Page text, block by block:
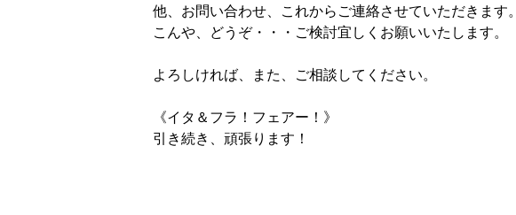
他、お問い合わせ、これからご連絡させていただきます。
こんや、どうぞ・・・ご検討宜しくお願いいたします。
よろしければ、また、ご相談してください。
《イタ＆フラ！フェアー！》
引き続き、頑張ります！